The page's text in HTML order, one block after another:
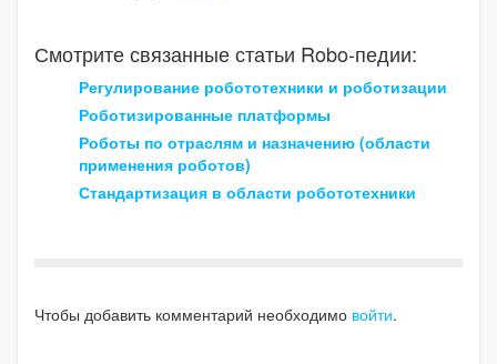
Смотрите связанные статьи Robo-педии:
Регулирование робототехники и роботизации
Роботизированные платформы
Роботы по отраслям и назначению (области
применения роботов)
Стандартизация в области робототехники
Чтобы добавить комментарий необходимо войти.